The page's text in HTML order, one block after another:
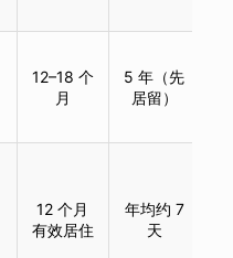
12–18 个
月
5 年（先
居留）
12 个月
有效居住
年均约 7
天